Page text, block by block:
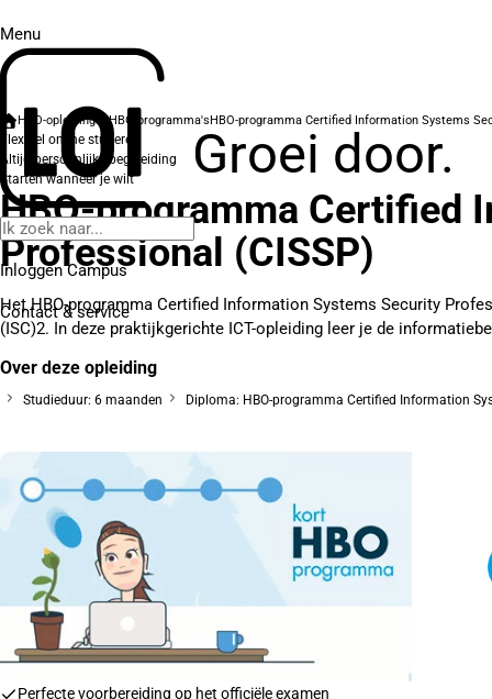
Menu
Groei door.
Inloggen Campus
Contact& service
HBO-opleidingenHBO-programma'sHBO-programma Certified Information Systems
Flexibel online studeren
Altijd persoonlijke begeleiding
Starten wanneer je wilt
HBO-programma Certified
Professional (CISSP)
Het HBO-programma Certified Information Systems Security
(ISC)2. In deze praktijkgerichte ICT-opleiding leer je de
Over deze opleiding
Studieduur: 6 maanden Diploma: HBO-programma Certified Information
Perfecte voorbereiding op het officiële examen